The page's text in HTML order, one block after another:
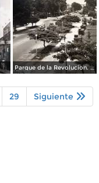
Parque de la Revolucion. ( Circulada el 30 de Junio de 1941 ).
29 Siguiente